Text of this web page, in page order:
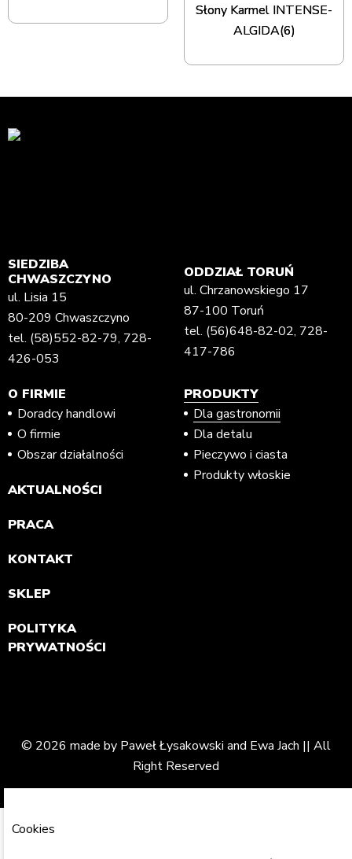
Słony Karmel INTENSE-
ALGIDA(6)
SIEDZIBA
CHWASZCZYNO
ul. Lisia 15
80-209 Chwaszczyno
tel. (58)552-82-79, 728-
426-053
ODDZIAŁ TORUŃ
ul. Chrzanowskiego 17
87-100 Toruń
tel. (56)648-82-02, 728-
417-786
O FIRMIE
Doradcy handlowi
O firmie
Obszar działalności
AKTUALNOŚCI
PRACA
KONTAKT
SKLEP
POLITYKA
PRYWATNOŚCI
PRODUKTY
Dla gastronomii
Dla detalu
Pieczywo i ciasta
Produkty włoskie
© 2026 made by Paweł Łysakowski and Ewa Jach || All
Right Reserved
Cookies